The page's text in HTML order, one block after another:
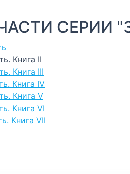
СЕРИИ
Книга II
Книга III
Книга IV
Книга V
Книга VI
Книга VII